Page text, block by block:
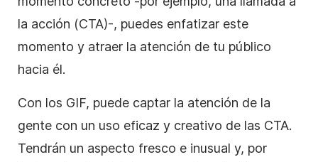
la acción (CTA)-, puedes enfatizar este
momento y atraer la atención de tu público
hacia él.
Con los GIF, puede captar la atención de la
gente con un uso eficaz y creativo de las CTA.
Tendrán un aspecto fresco e inusual y, por